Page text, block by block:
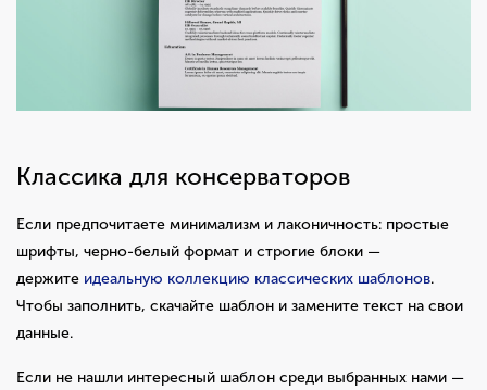
Классика для консерваторов
Если предпочитаете минимализм и лаконичность: простые
шрифты, черно-белый формат и строгие блоки —
держите идеальную коллекцию классических шаблонов.
Чтобы заполнить, скачайте шаблон и замените текст на свои
данные.
Если не нашли интересный шаблон среди выбранных нами —